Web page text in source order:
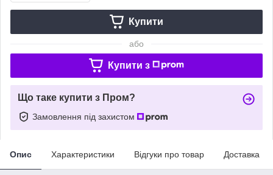
Купити
або
Купити з
Що таке купити з Пром?
Замовлення під захистом
Опис Характеристики Відгуки про товар Доставка